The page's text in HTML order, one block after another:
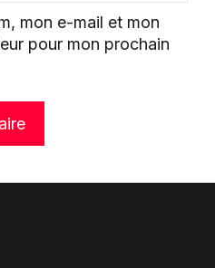
mon e-mail et mon
pour mon prochain